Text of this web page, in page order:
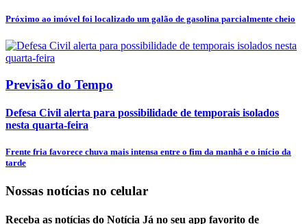
Próximo ao imóvel foi localizado um galão de gasolina parcialmente cheio
Previsão do Tempo
Defesa Civil alerta para possibilidade de temporais isolados
nesta quarta-feira
Frente fria favorece chuva mais intensa entre o fim da manhã e o início da
tarde
Nossas notícias no celular
Receba as notícias do Notícia Já no seu app favorito de